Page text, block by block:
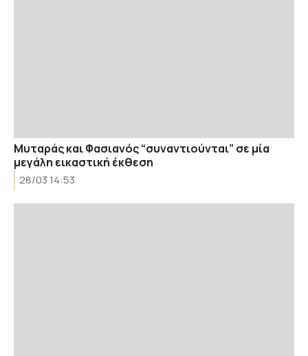
Μυταράς και Φασιανός “συναντιούνται” σε μία
μεγάλη εικαστική έκθεση
28/03 14:53